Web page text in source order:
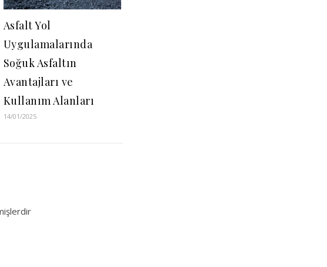
Asfalt Yol
Uygulamalarında
Soğuk Asfaltın
Avantajları ve
Kullanım Alanları
14/01/2025